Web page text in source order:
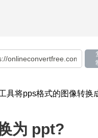
具将pps格式的图像转换
为 ppt?